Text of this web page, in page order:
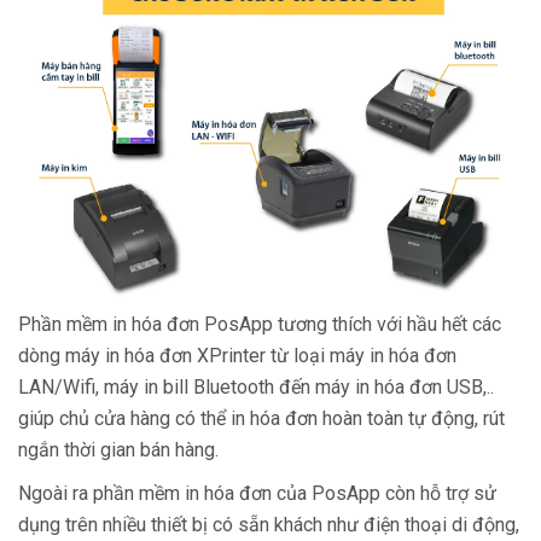
Phần mềm in hóa đơn PosApp tương thích với hầu hết các
dòng máy in hóa đơn XPrinter từ loại máy in hóa đơn
LAN/Wifi, máy in bill Bluetooth đến máy in hóa đơn USB,..
giúp chủ cửa hàng có thể in hóa đơn hoàn toàn tự động, rút
ngắn thời gian bán hàng.
Ngoài ra phần mềm in hóa đơn của PosApp còn hỗ trợ sử
dụng trên nhiều thiết bị có sẵn khách như điện thoại di động,